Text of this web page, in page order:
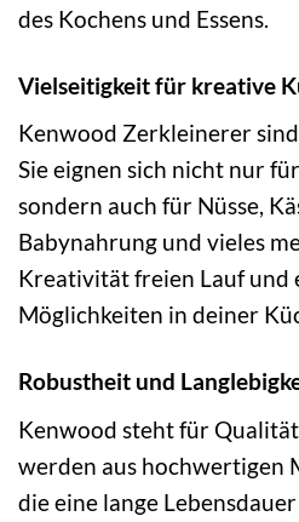
des Kochens und Essens.
Vielseitigkeit für kreative
Kenwood Zerkleinerer
Sie eignen sich nicht nur
sondern auch für Nüsse,
Babynahrung und vieles
Kreativität freien Lauf und
Möglichkeiten in deiner
Robustheit und
Kenwood steht für
werden aus hochwertigen
die eine lange